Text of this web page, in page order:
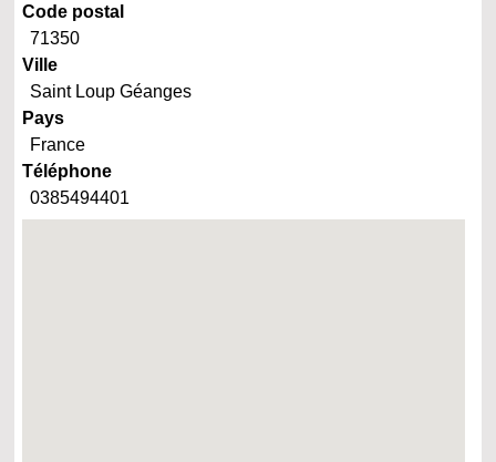
Code postal
71350
Ville
Saint Loup Géanges
Pays
France
Téléphone
0385494401